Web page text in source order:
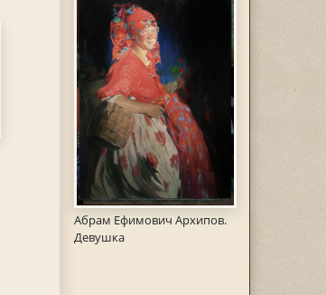
Абрам Ефимович Архипов.
Девушка